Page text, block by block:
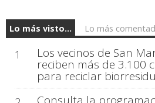
Lo más visto... Lo más
1 Los vecinos de San
reciben más de 3.100
para reciclar